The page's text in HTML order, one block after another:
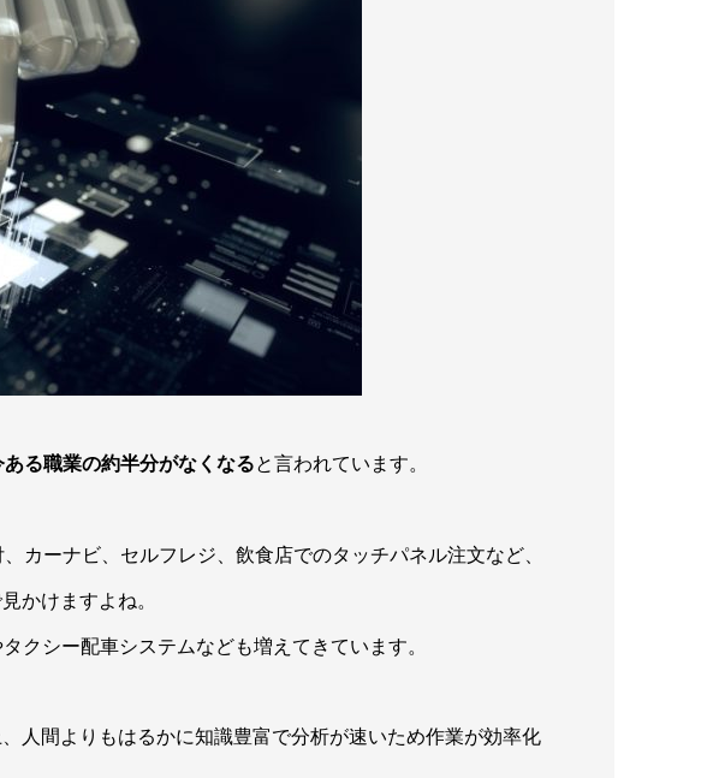
ある職業の約半分がなくなると言われています。
カーナビ、セルフレジ、飲食店でのタッチパネル注文など、
かけますよね。
クシー配車システムなども増えてきています。
人間よりもはるかに知識豊富で分析が速いため作業が効率化